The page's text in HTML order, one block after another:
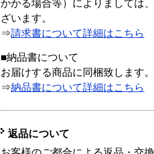
かかる場合等）によりましては
ざいます。
⇒請求書について詳細はこちら
■納品書について
お届けする商品に同梱致します。
⇒納品書について詳細はこちら
返品について